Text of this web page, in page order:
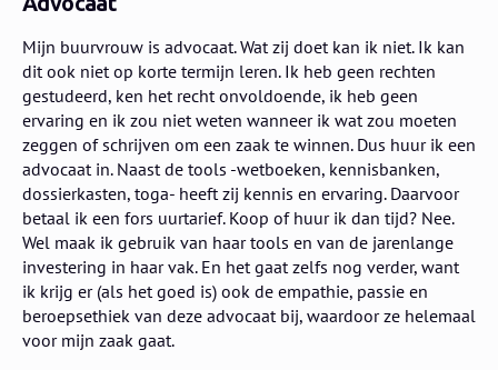
Mijn buurvrouw is advocaat. Wat zij doet kan ik niet. Ik kan
dit ook niet op korte termijn leren. Ik heb geen rechten
gestudeerd, ken het recht onvoldoende, ik heb geen
ervaring en ik zou niet weten wanneer ik wat zou moeten
zeggen of schrijven om een zaak te winnen. Dus huur ik een
advocaat in. Naast de tools -wetboeken, kennisbanken,
dossierkasten, toga- heeft zij kennis en ervaring. Daarvoor
betaal ik een fors uurtarief. Koop of huur ik dan tijd? Nee.
Wel maak ik gebruik van haar tools en van de jarenlange
investering in haar vak. En het gaat zelfs nog verder, want
ik krijg er (als het goed is) ook de empathie, passie en
beroepsethiek van deze advocaat bij, waardoor ze helemaal
voor mijn zaak gaat.